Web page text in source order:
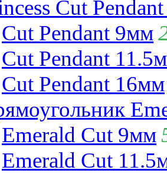
Cut
Cut Pendant 9мм
Cut Pendant
Cut Pendant 16мм
Emerald Cut 9мм
Emerald Cut